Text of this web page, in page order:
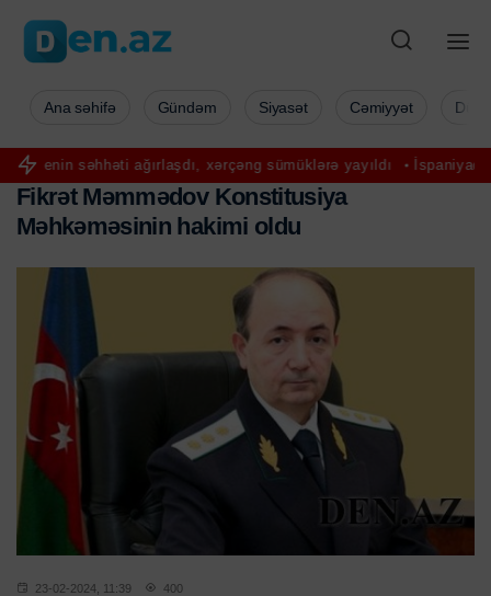
ağırlaşdı, xərçəng sümüklərə yayıldı İspaniyada inanılmaz
Ana səhifə Gündəm Siyasət Cəmiyyət
Fikrət Məmmədov Konstitusiya
Məhkəməsinin hakimi oldu
23-02-2024, 11:39 400